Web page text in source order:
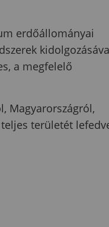
erdőállományai
a megfelelő
Magyarországról,
területét